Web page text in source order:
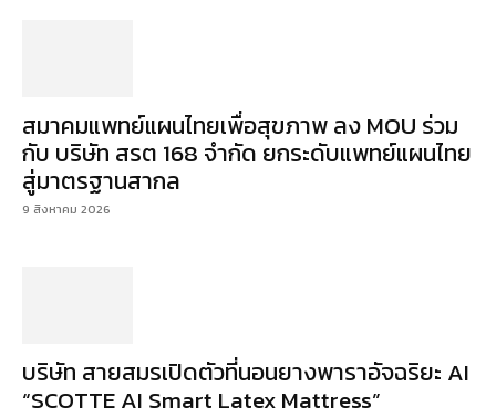
สมาคมแพทย์แผนไทยเพื่อสุขภาพ ลง MOU ร่วม
กับ บริษัท สรต 168 จำกัด ยกระดับแพทย์แผนไทย
สู่มาตรฐานสากล
9 สิงหาคม 2026
บริษัท สายสมรเปิดตัวที่นอนยางพาราอัจฉริยะ AI
“SCOTTE AI Smart Latex Mattress”